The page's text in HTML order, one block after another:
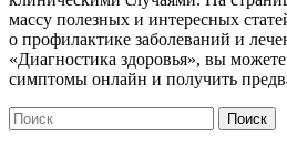
массу полезных и интересных
о профилактике заболеваний и
«Диагностика здоровья», вы
симптомы онлайн и получить